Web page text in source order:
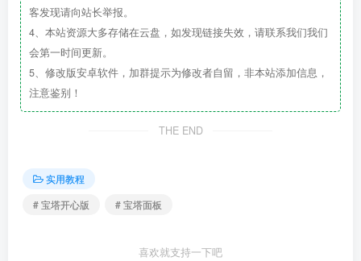
客发现请向站长举报。
4、本站资源大多存储在云盘，如发现链接失效，请联系我们我们
会第一时间更新。
5、修改版安卓软件，加群提示为修改者自留，非本站添加信息，
注意鉴别！
THE END
实用教程
# 宝塔开心版
# 宝塔面板
喜欢就支持一下吧